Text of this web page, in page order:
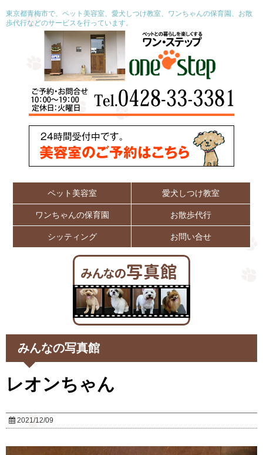
東京都青梅市で、ペット美容室、愛犬しつけ教室、ワンちゃんの保育園、お散
歩代行などのサービスを行っています。
ペット美容室 愛犬しつけ教室
ワンちゃんの保育園 お散歩代行
シッティング お問い合せ
みんなの写真館
レオンちゃん
2021/12/09